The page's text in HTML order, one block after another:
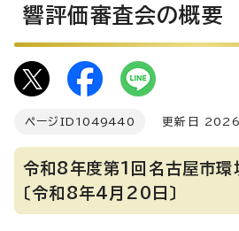
響評価審査会の概要
ページID 1049440 更新日 2026
令和8年度第1回名古屋市環
〔令和8年4月20日〕